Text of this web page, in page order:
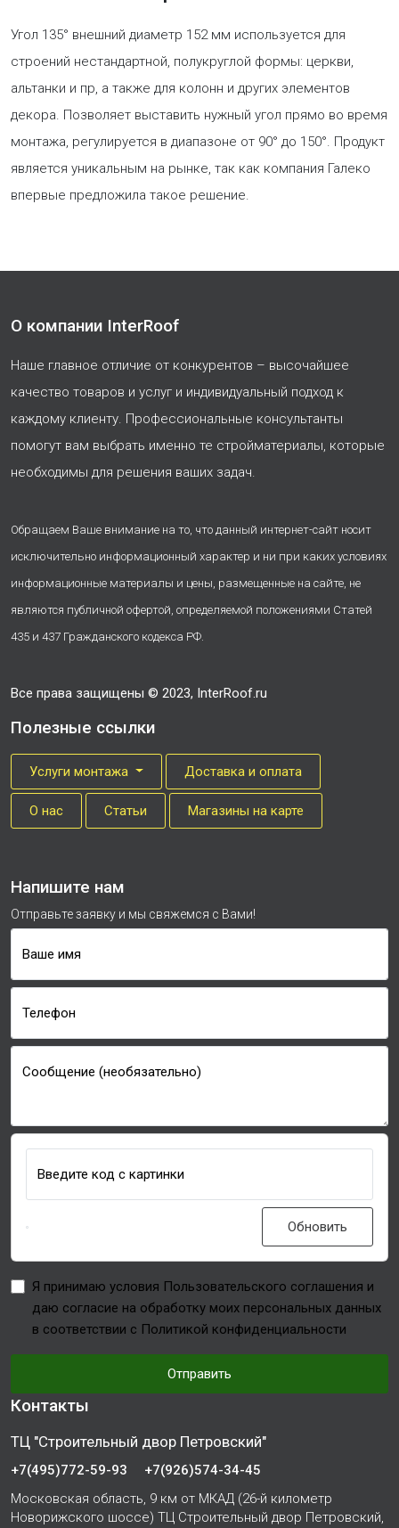
Угол 135° внешний диаметр 152 мм используется для
строений нестандартной, полукруглой формы: церкви,
альтанки и пр, а также для колонн и других элементов
декора. Позволяет выставить нужный угол прямо во время
монтажа, регулируется в диапазоне от 90° до 150°. Продукт
является уникальным на рынке, так как компания Галеко
впервые предложила такое решение.
О компании InterRoof
Наше главное отличие от конкурентов – высочайшее
качество товаров и услуг и индивидуальный подход к
каждому клиенту. Профессиональные консультанты
помогут вам выбрать именно те стройматериалы, которые
необходимы для решения ваших задач.
Обращаем Ваше внимание на то, что данный интернет-сайт носит
исключительно информационный характер и ни при каких условиях
информационные материалы и цены, размещенные на сайте, не
являются публичной офертой, определяемой положениями Статей
435 и 437 Гражданского кодекса РФ.
Все права защищены © 2023, InterRoof.ru
Полезные ссылки
Услуги монтажа Доставка и оплата
О нас Cтатьи Магазины на карте
Напишите нам
Отправьте заявку и мы свяжемся с Вами!
Ваше имя
Телефон
Сообщение (необязательно)
Введите код с картинки
Обновить
Я принимаю условия Пользовательского соглашения и
даю согласие на обработку моих персональных данных
в соответствии с Политикой конфиденциальности
Отправить
Контакты
ТЦ "Строительный двор Петровский"
+7(495)772-59-93
+7(926)574-34-45
Московская область, 9 км от МКАД (26-й километр
Новорижского шоссе) ТЦ Строительный двор Петровский,